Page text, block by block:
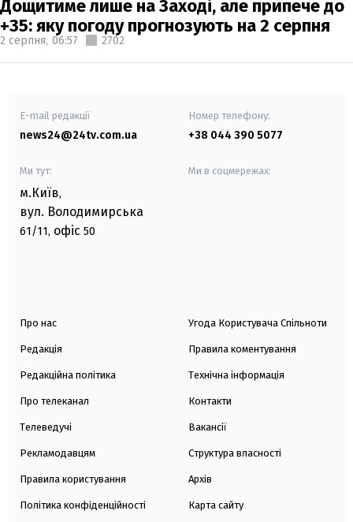
Дощитиме лише на Заході, але припече до
+35: яку погоду прогнозують на 2 серпня
2 серпня, 06:57 2702
E-mail редакції
news24@24tv.com.ua
Номер телефону:
+38 044 390 5077
Ми тут:
м.Київ,
вул. Володимирська
61/11, офіс 50
Ми в соцмережах:
Про нас
Редакція
Редакційна політика
Про телеканал
Телеведучі
Рекламодавцям
Правила користування
Політика конфіденційності
Угода Користувача Спільноти
Правила коментування
Технічна інформація
Контакти
Вакансії
Структура власності
Архів
Карта сайту